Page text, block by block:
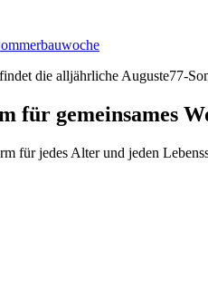
die alljährliche Auguste77-
für gemeinsames
für jedes Alter und jeden